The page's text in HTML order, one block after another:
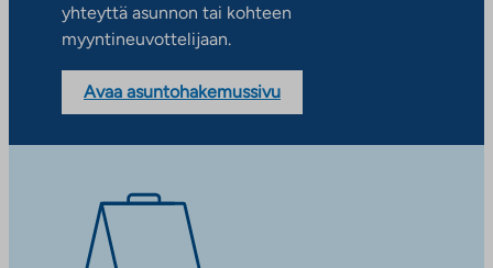
yhteyttä asunnon tai kohteen
myyntineuvottelijaan.
Avaa asuntohakemussivu